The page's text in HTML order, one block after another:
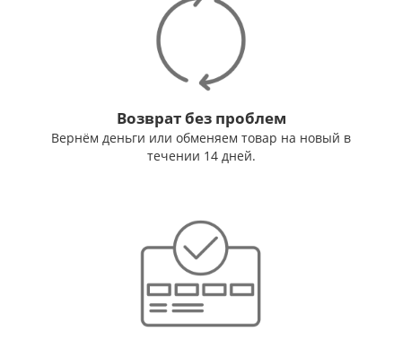
Возврат без проблем
Вернём деньги или обменяем товар на новый в
течении 14 дней.